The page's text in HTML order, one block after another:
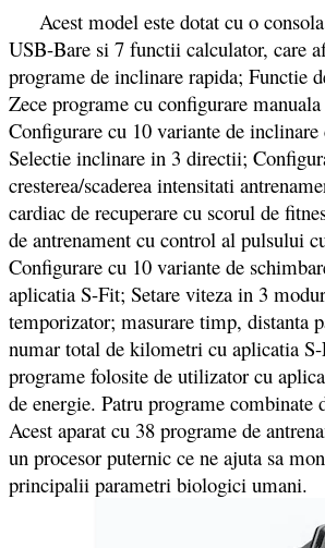
Acest model este dotat cu o
USB-Bare si 7 functii calculator, care
programe de inclinare rapida; Functie
Zece programe cu configurare
Configurare cu 10 variante de
Selectie inclinare in 3 directii;
cresterea/scaderea intensitati
cardiac de recuperare cu scorul de
de antrenament cu control al pulsului
Configurare cu 10 variante de
aplicatia S-Fit; Setare viteza in 3
temporizator; masurare timp, distanta
numar total de kilometri cu aplicatia
programe folosite de utilizator cu
de energie. Patru programe combinate
Acest aparat cu 38 programe de
un procesor puternic ce ne ajuta sa
principalii parametri biologici umani.